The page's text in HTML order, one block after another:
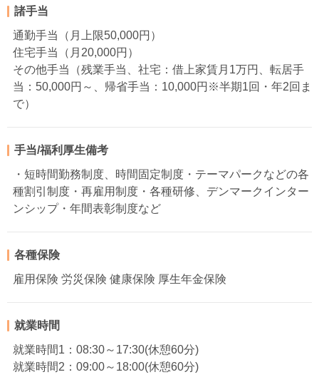
諸手当
通勤手当（月上限50,000円）
住宅手当（月20,000円）
その他手当（残業手当、社宅：借上家賃月1万円、転居手
当：50,000円～、帰省手当：10,000円※半期1回・年2回ま
で）
手当/福利厚生備考
・短時間勤務制度、時間固定制度・テーマパークなどの各
種割引制度・再雇用制度・各種研修、デンマークインター
ンシップ・年間表彰制度など
各種保険
雇用保険 労災保険 健康保険 厚生年金保険
就業時間
就業時間1：08:30～17:30(休憩60分)
就業時間2：09:00～18:00(休憩60分)